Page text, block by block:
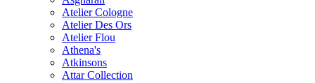
Atelier Cologne
Atelier Des Ors
Atelier Flou
Athena's
Atkinsons
Attar Collection